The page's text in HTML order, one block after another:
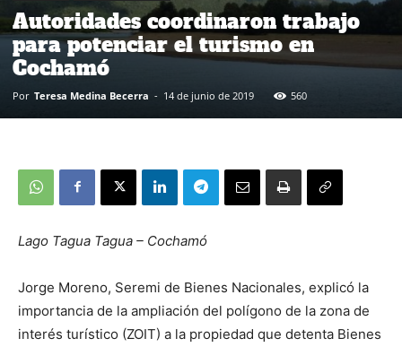
Autoridades coordinaron trabajo
para potenciar el turismo en
Cochamó
Por Teresa Medina Becerra - 14 de junio de 2019 560
Lago Tagua Tagua – Cochamó
Jorge Moreno, Seremi de Bienes Nacionales, explicó la
importancia de la ampliación del polígono de la zona de
interés turístico (ZOIT) a la propiedad que detenta Bienes